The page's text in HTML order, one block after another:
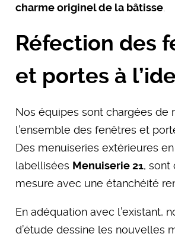
charme originel de la bâtisse
Réfection des
et portes à
Nos équipes sont chargées de
l’ensemble des fenêtres et
Des menuiseries extérieures
labellisées Menuiserie 21, sont
mesure avec une étanchéité
En adéquation avec l’existant,
d’étude dessine les nouvelles